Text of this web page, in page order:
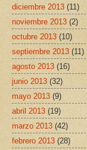
diciembre 2013 (11)
noviembre 2013 (2)
octubre 2013 (10)
septiembre 2013 (11)
agosto 2013 (16)
junio 2013 (32)
mayo 2013 (9)
abril 2013 (19)
marzo 2013 (42)
febrero 2013 (28)